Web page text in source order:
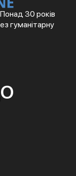
30 років
гуманітарну